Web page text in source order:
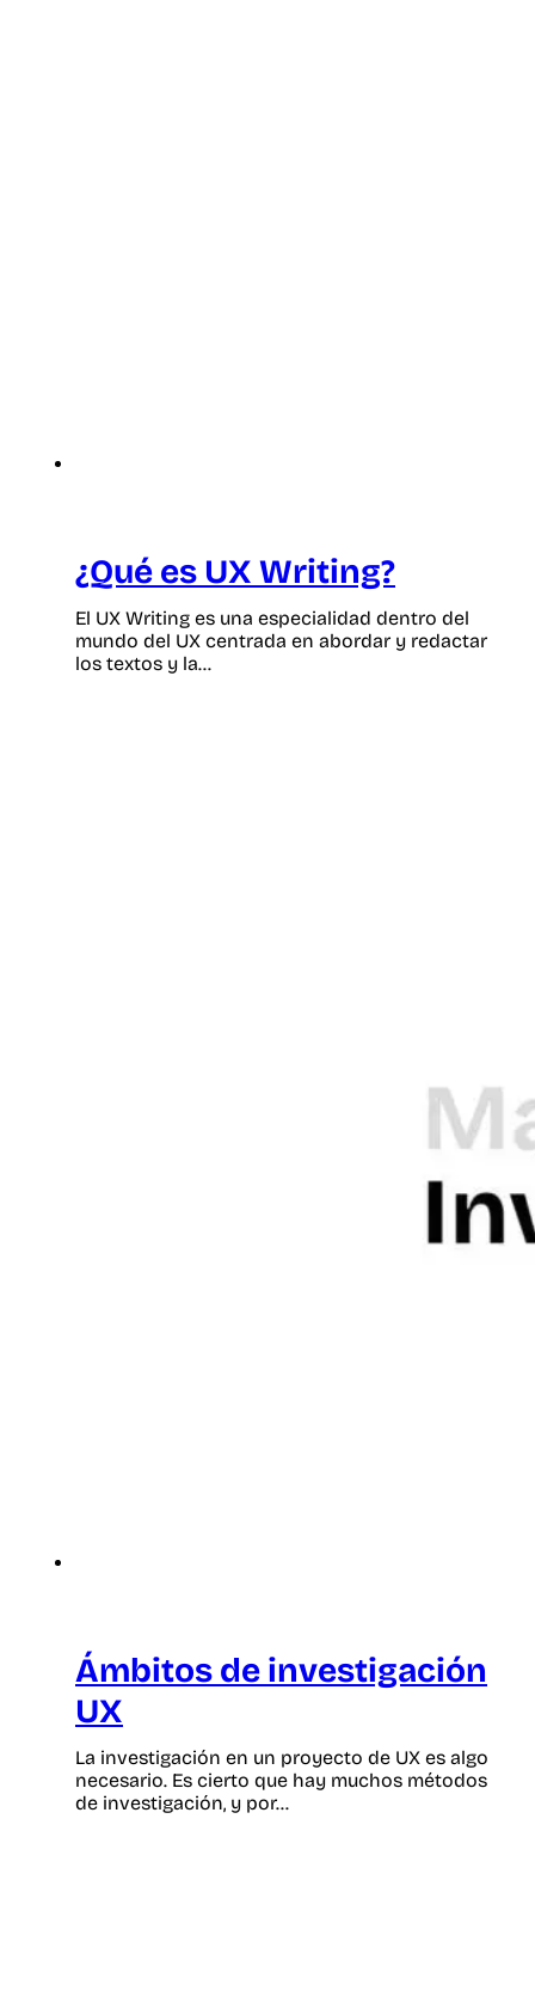
¿Qué es UX Writing?
El UX Writing es una especialidad dentro del
mundo del UX centrada en abordar y redactar
los textos y la…
Ámbitos de investigación
UX
La investigación en un proyecto de UX es algo
necesario. Es cierto que hay muchos métodos
de investigación, y por…